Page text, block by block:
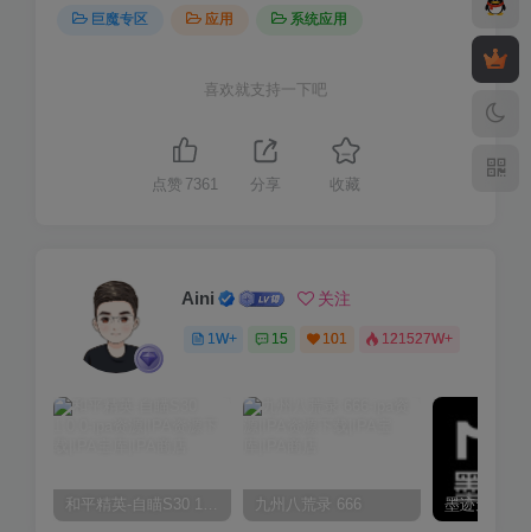
巨魔专区 应用 系统应用
喜欢就支持一下吧
点赞 7361 分享 收藏
Aini 关注
1W+ 15 101 121527W+
和平精英-自瞄S30 1.0.0 九州八荒录 666